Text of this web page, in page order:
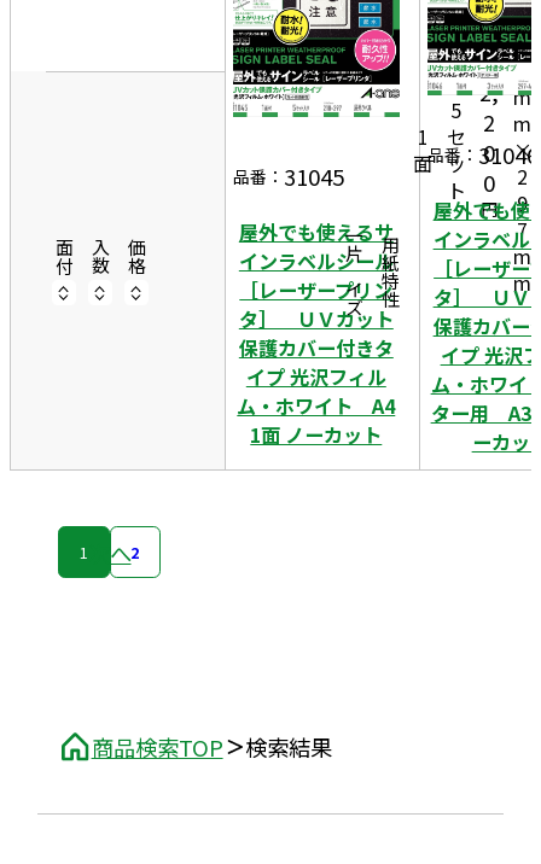
商品検索TOP 検索結果
面付 入数 価格 一片サイズ用紙特性
品番： 31045
屋外でも使えるサ
インラベルシール
［レーザープリン
タ］ ＵＶカット
保護カバー付きタ
イプ 光沢フィル
ム・ホワイト A4
1面 ノーカット
1
面
5
セ
ッ
ト
2,
2
0
0
円
2
1
0
m
m
×
2
9
7
m
m
品番： 31046
屋外でも使
インラベル
［レーザー
タ］ ＵＶ
保護カバー
イプ 光沢
ム・ホワイ
ター用 A3
ーカッ
1 2
次へ